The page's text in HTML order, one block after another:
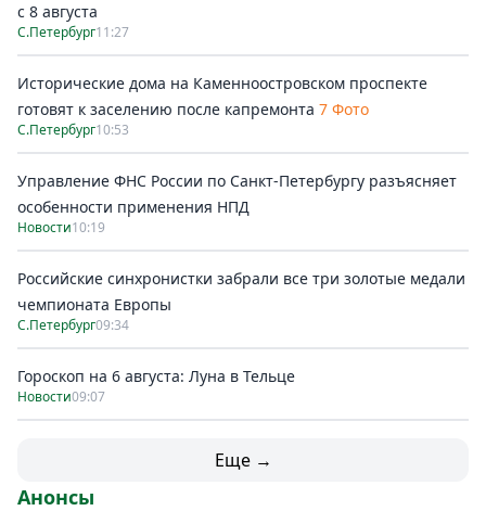
с 8 августа
С.Петербург11:27
Исторические дома на Каменноостровском проспекте
готовят к заселению после капремонта 7 Фото
С.Петербург10:53
Управление ФНС России по Санкт-Петербургу разъясняет
особенности применения НПД
Новости10:19
Российские синхронистки забрали все три золотые медали
чемпионата Европы
С.Петербург09:34
Гороскоп на 6 августа: Луна в Тельце
Новости09:07
Еще →
Анонсы